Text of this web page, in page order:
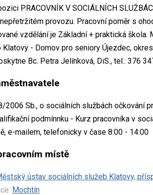
PRACOVNÍK V SOCIÁLNÍCH
provozu. Pracovní poměr s
vzdělání je Základní + praktická
- Domov pro seniory Újezdec,
Bc. Petra Jelínková, DiS., tel.: 376
2006 Sb., o sociálních službách očkování
podmínnku - Kurz pracovníka v
e-mailem, telefonicky v čase 8:00 - 14:00
místě
ústav sociálních služeb Klatovy,
Mochtín